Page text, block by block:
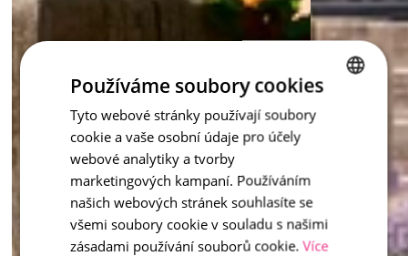
CZECH
Používáme soubory cookies
Tyto webové stránky používají soubory
cookie a vaše osobní údaje pro účely
webové analytiky a tvorby
marketingových kampaní. Používáním
našich webových stránek souhlasíte se
všemi soubory cookie v souladu s našimi
zásadami používání souborů cookie. Více